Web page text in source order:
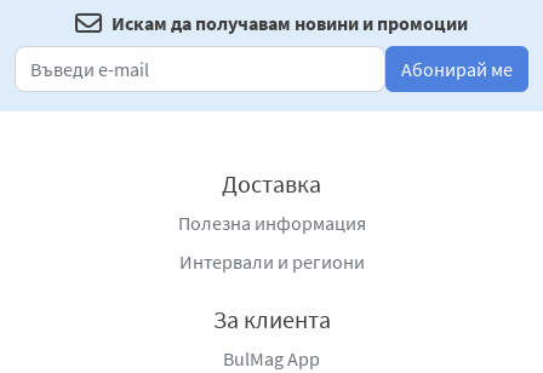
Искам да получавам новини и промоции
Абонирай ме
Доставка
Полезна информация
Интервали и региони
За клиента
BulMag App